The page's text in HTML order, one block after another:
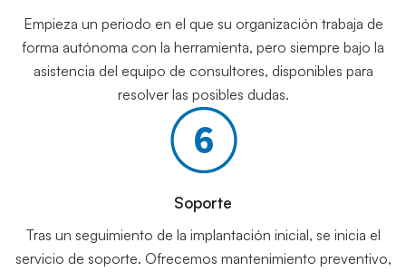
Empieza un periodo en el que su organización trabaja de
forma autónoma con la herramienta, pero siempre bajo la
asistencia del equipo de consultores, disponibles para
resolver las posibles dudas.
Soporte
Tras un seguimiento de la implantación inicial, se inicia el
servicio de soporte. Ofrecemos mantenimiento preventivo,